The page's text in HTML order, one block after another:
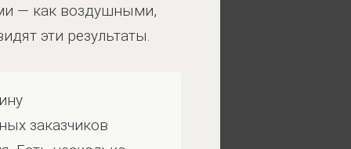
— как воздушными,
эти результаты.
заказчиков